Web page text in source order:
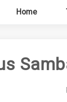
Home